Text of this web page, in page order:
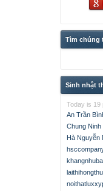
Tìm chúng
Sinh nhật
Today is 19
An Trần
Chung Ninh
Hà Nguyễn